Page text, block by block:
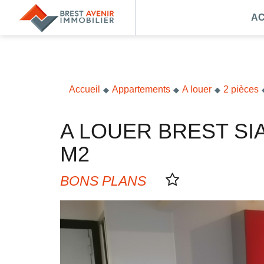
Accueil
Nos agences
Nos métiers
Syndic de copropriété
Gestion locative
Accueil Appartements A louer 2 pièces
A LOUER BREST SIAM SAINT-LOUIS APPARTEMENT 2 PIECES 40
M2
BONS PLANS